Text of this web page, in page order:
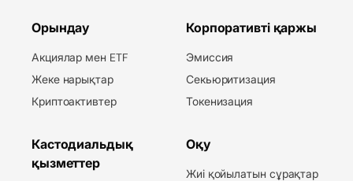
Орындау
Акциялар мен ETF
Жеке нарықтар
Криптоактивтер
Кастодиальдық
қызметтер
Корпоративті қаржы
Эмиссия
Секьюритизация
Токенизация
Оқу
Жиі қойылатын сұрақтар